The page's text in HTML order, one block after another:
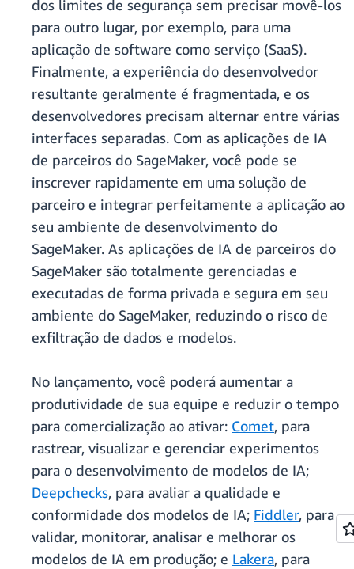
dos limites de segurança sem precisar movê-los
para outro lugar, por exemplo, para uma
aplicação de software como serviço (SaaS).
Finalmente, a experiência do desenvolvedor
resultante geralmente é fragmentada, e os
desenvolvedores precisam alternar entre várias
interfaces separadas. Com as aplicações de IA
de parceiros do SageMaker, você pode se
inscrever rapidamente em uma solução de
parceiro e integrar perfeitamente a aplicação ao
seu ambiente de desenvolvimento do
SageMaker. As aplicações de IA de parceiros do
SageMaker são totalmente gerenciadas e
executadas de forma privada e segura em seu
ambiente do SageMaker, reduzindo o risco de
exfiltração de dados e modelos.
No lançamento, você poderá aumentar a
produtividade de sua equipe e reduzir o tempo
para comercialização ao ativar: Comet, para
rastrear, visualizar e gerenciar experimentos
para o desenvolvimento de modelos de IA;
Deepchecks, para avaliar a qualidade e
conformidade dos modelos de IA; Fiddler, para
validar, monitorar, analisar e melhorar os
modelos de IA em produção; e Lakera, para